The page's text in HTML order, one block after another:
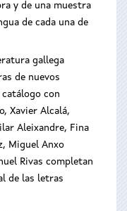
y de una muestra
de cada una de
gallega
de nuevos
con
Xavier Alcalá,
Aleixandre, Fina
Miguel Anxo
Rivas completan
de las letras